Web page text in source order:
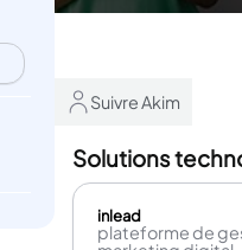
Suivre Akim
Solutions
inlead
plateforme de